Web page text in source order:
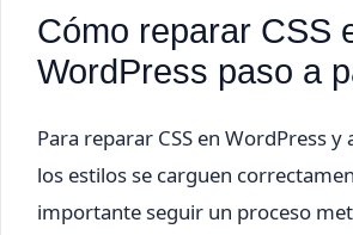
Cómo reparar CSS
WordPress paso a
Para reparar CSS en WordPress y
los estilos se carguen
importante seguir un proceso